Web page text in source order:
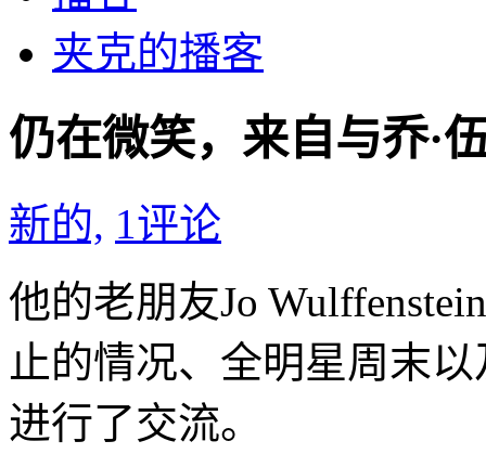
夹克的播客
仍在微笑，来自与乔·
新的, 1评论
他的老朋友Jo
止的情况、全明星周末
进行了交流。